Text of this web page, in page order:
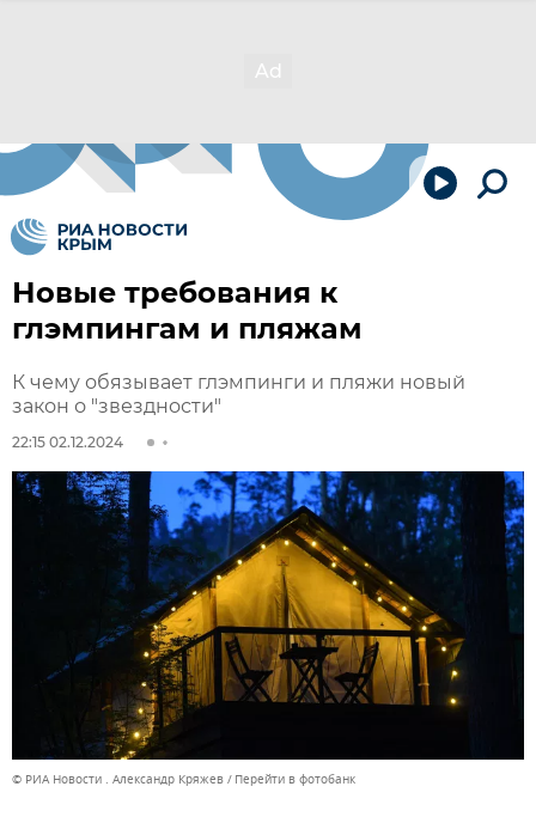
Новые требования к
глэмпингам и пляжам
К чему обязывает глэмпинги и пляжи новый
закон о "звездности"
22:15 02.12.2024
© РИА Новости . Александр Кряжев Перейти в фотобанк